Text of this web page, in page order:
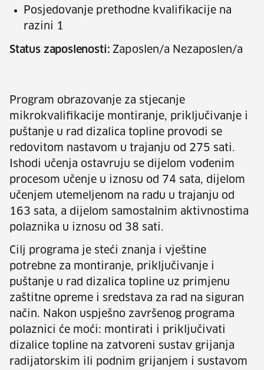
Posjedovanje prethodne kvalifikacije na
razini 1
Status zaposlenosti: Zaposlen/a Nezaposlen/a
Program obrazovanje za stjecanje
mikrokvalifikacije montiranje, priključivanje i
puštanje u rad dizalica topline provodi se
redovitom nastavom u trajanju od 275 sati.
Ishodi učenja ostavruju se dijelom vođenim
procesom učenje u iznosu od 74 sata, dijelom
učenjem utemeljenom na radu u trajanju od
163 sata, a dijelom samostalnim aktivnostima
polaznika u iznosu od 38 sati.
Cilj programa je steći znanja i vještine
potrebne za montiranje, priključivanje i
puštanje u rad dizalica topline uz primjenu
zaštitne opreme i sredstava za rad na siguran
način. Nakon uspješno završenog programa
polaznici će moći: montirati i priključivati
dizalice topline na zatvoreni sustav grijanja
radijatorskim ili podnim grijanjem i sustavom